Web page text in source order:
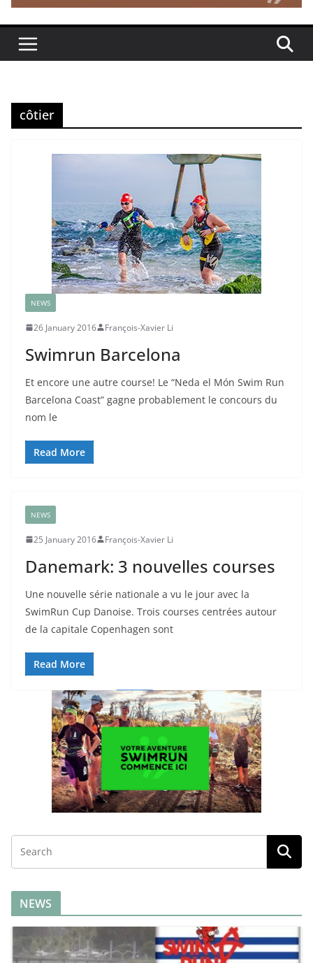
côtier
NEWS
26 January 2016 François-Xavier Li
Swimrun Barcelona
Et encore une autre course! Le “Neda el Món Swim Run
Barcelona Coast” gagne probablement le concours du
nom le
Read More
NEWS
25 January 2016 François-Xavier Li
Danemark: 3 nouvelles courses
Une nouvelle série nationale a vu le jour avec la
SwimRun Cup Danoise. Trois courses centrées autour
de la capitale Copenhagen sont
Read More
NEWS